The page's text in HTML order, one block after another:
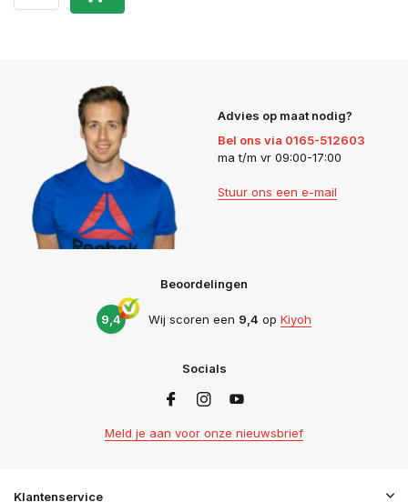
Advies op maat nodig?
Bel ons via 0165-512603
ma t/m vr 09:00-17:00
Stuur ons een e-mail
Beoordelingen
9,4 Wij scoren een 9,4 op Kiyoh
Socials
Meld je aan voor onze nieuwsbrief
Klantenservice